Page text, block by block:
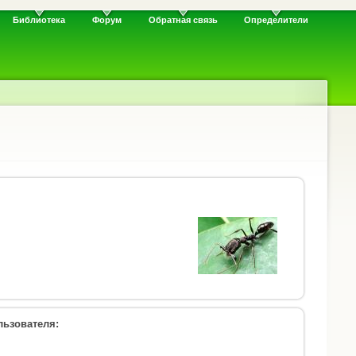
Библиотека Форум Обратная связь Определители